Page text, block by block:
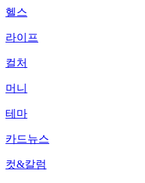
헬스
라이프
컬처
머니
테마
카드뉴스
컷&칼럼